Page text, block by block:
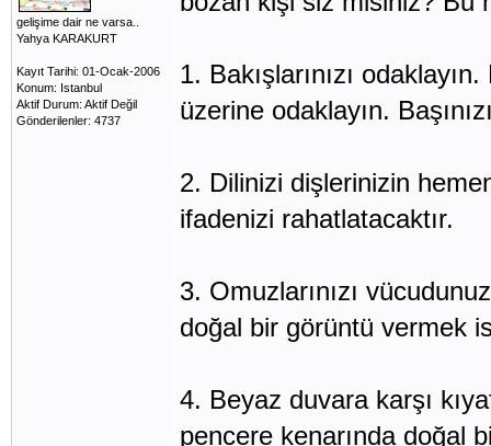
gelişime dair ne varsa..
Yahya KARAKURT
Kayıt Tarihi: 01-Ocak-2006
Konum: Istanbul
Aktif Durum: Aktif Değil
Gönderilenler: 4737
1. Bakışlarınızı
üzerine odaklayın.
2. Dilinizi dişlerinizin
ifadenizi rahatlatacaktır.
3. Omuzlarınızı
doğal bir görüntü vermek
4. Beyaz duvara karşı
pencere kenarında doğal